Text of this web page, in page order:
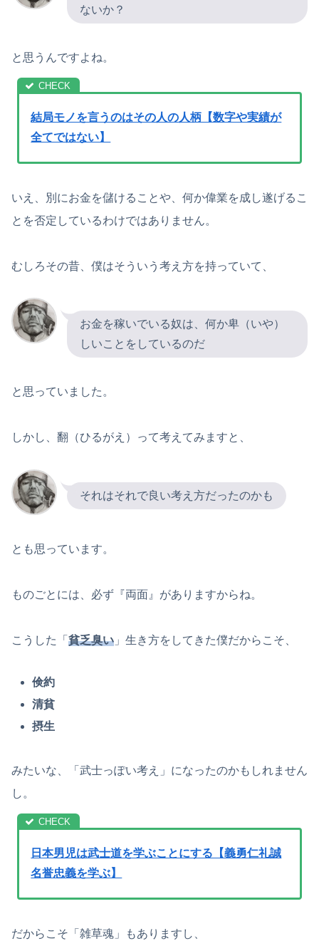
ないか？
と思うんですよね。
結局モノを言うのはその人の人柄【数字や実績が
全てではない】
いえ、別にお金を儲けることや、何か偉業を成し遂げるこ
とを否定しているわけではありません。
むしろその昔、僕はそういう考え方を持っていて、
お金を稼いでいる奴は、何か卑（いや）
しいことをしているのだ
と思っていました。
しかし、翻（ひるがえ）って考えてみますと、
それはそれで良い考え方だったのかも
とも思っています。
ものごとには、必ず『両面』がありますからね。
こうした「 貧乏臭い 」生き方をしてきた僕だからこそ、
倹約
清貧
摂生
みたいな、「武士っぽい考え」になったのかもしれません
し。
日本男児は武士道を学ぶことにする【義勇仁礼誠
名誉忠義を学ぶ】
だからこそ「雑草魂」もありますし、